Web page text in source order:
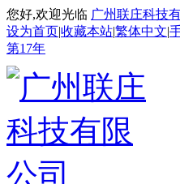
您好,欢迎光临 广州联庄科技
设为首页|收藏本站|繁体中文|
第17年